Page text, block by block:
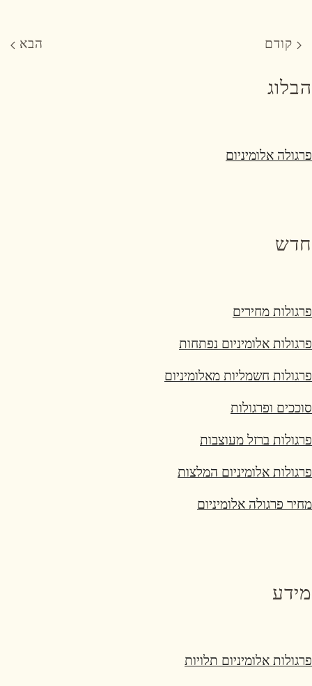
קודם הבא
הבלוג
פרגולה אלומיניום
חדש
פרגולות מחירים
פרגולות אלומיניום נפתחות
פרגולות חשמליות מאלומיניום
סוככים ופרגולות
פרגולות ברזל מעוצבות
פרגולות אלומיניום המלצות
מחיר פרגולה אלומיניום
מידע
פרגולות אלומיניום תלויות